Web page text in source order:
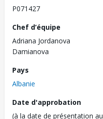
P071427
Chef d’équipe
Adriana Jordanova
Damianova
Pays
Albanie
Date d'approbation
(à la date de présentation au